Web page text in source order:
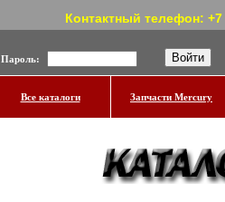
Контактный телефон:
Пароль:
Все каталоги Запчасти Mercury